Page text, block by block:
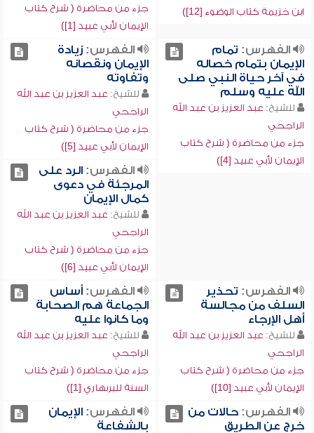
ابن خزيمة كتاب الوضوء [12])
جزء من محاضرة ( شرح كتاب
الإيمان لأبي عبيد [1])
الفهرس: تمام
الإيمان بتمام خصاله
في آخر حياة النبي صلى
الله عليه وسلم
للشيخ: عبد العزيز بن عبد الله
الراجحي
جزء من محاضرة ( شرح كتاب
الإيمان لأبي عبيد [4])
الفهرس:زيادة
الإيمان ونقصانه
وتفاوته
للشيخ: عبد العزيز بن عبد الله
الراجحي
جزء من محاضرة ( شرح كتاب
الإيمان لأبي عبيد [5])
الفهرس:الرد على
المرجئة في دعوى
كمال الإيمان
للشيخ: عبد العزيز بن عبد الله
الراجحي
جزء من محاضرة ( شرح كتاب
الإيمان لأبي عبيد [6])
الفهرس: تحذير
السلف من مجالسة
أهل الإرجاء
للشيخ: عبد العزيز بن عبد الله
الراجحي
جزء من محاضرة ( شرح كتاب
الإيمان لأبي عبيد [10])
الفهرس:أساس
الجماعة هم الصحابة
وما كانوا عليه
للشيخ: عبد العزيز بن عبد الله
الراجحي
جزء من محاضرة ( شرح كتاب
السنة للبربهاري [1])
الفهرس:حالات من
خرج عن الطريق
الفهرس:الإيمان
بالشفاعة